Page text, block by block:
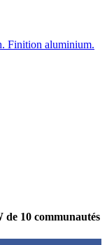
Finition aluminium.
de 10 communautés